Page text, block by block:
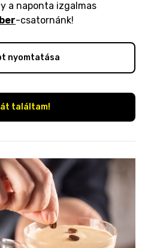
a naponta izgalmas
-csatornánk!
nyomtatása
találtam!